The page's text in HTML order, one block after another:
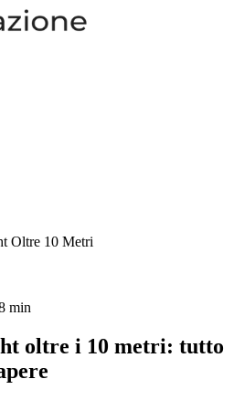
Oltre 10 Metri
min
oltre i 10 metri: tutto